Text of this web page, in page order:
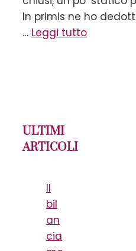
In primis ne ho
… Leggi tutto
ULTIMI
ARTICOLI
Il
bil
an
cia